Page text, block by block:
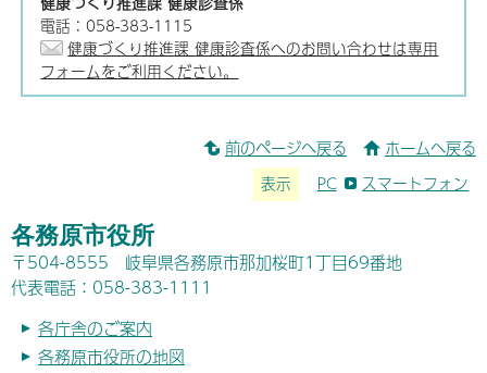
電話：058-383-1115
健康づくり推進課 健康診査係へのお問い合わせは専用
フォームをご利用ください。
前のページへ戻る ホームへ戻る
表示 PC スマートフォン
各務原市役所
〒504-8555 岐阜県各務原市那加桜町1丁目69番地
代表電話：058-383-1111
各庁舎のご案内
各務原市役所の地図